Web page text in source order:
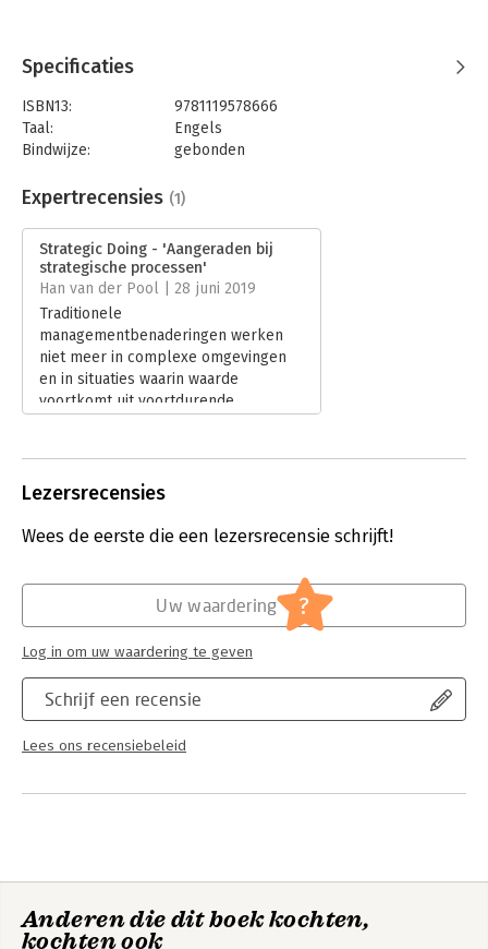
Specificaties
ISBN13:
9781119578666
Taal:
Engels
Bindwijze:
gebonden
Uitgever:
John Wiley & Sons
Hoofdrubriek: Strategisch management
Expertrecensies (1)
Strategic Doing - 'Aangeraden bij
strategische processen'
Han van der Pool | 28 juni 2019
Traditionele
managementbenaderingen werken
niet meer in complexe omgevingen
en in situaties waarin waarde
voortkomt uit voortdurende
samenwerkingen kunnen vormgeven
versnellen.
Lezersrecensies
Wees de eerste die een lezersrecensie schrijft!
Schrijf een recensie
Lees ons recensiebeleid
Uw waardering ?
Log in om uw waardering te geven
Anderen die dit boek kochten,
kochten ook